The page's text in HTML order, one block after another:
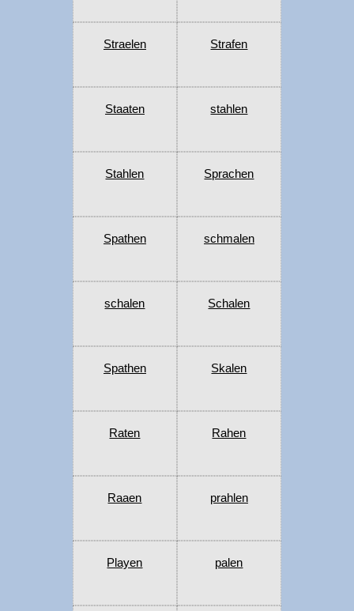
Straelen Strafen
Staaten stahlen
Stahlen Sprachen
Spathen schmalen
schalen Schalen
Spathen Skalen
Raten Rahen
Raaen prahlen
Playen palen